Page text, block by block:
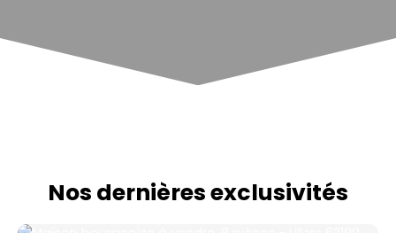
Nos dernières exclusivités